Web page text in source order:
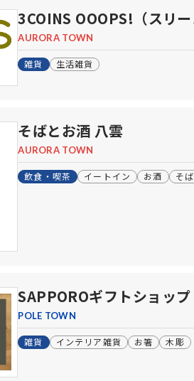
3COINS OOOPS!（スリ
AURORA TOWN
雑貨 生活雑貨
そばとお酒 八雲
AURORA TOWN
飲食・喫茶 イートイン お酒 そば
SAPPOROギフトショッ
POLE TOWN
雑貨 インテリア雑貨 お箸 木彫